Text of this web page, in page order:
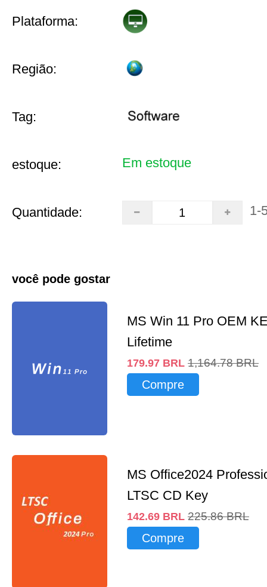
Plataforma:
Região:
Tag:
estoque: Em estoque
Quantidade: 1-
você pode gostar
MS Win 11 Pro OEM
Lifetime
179.97 BRL 1,164.78 BRL
Compre
MS Office2024
LTSC CD Key
142.69 BRL 225.86 BRL
Compre